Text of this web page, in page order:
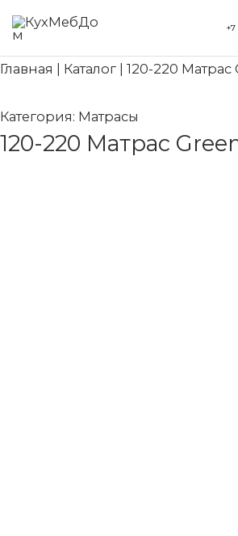
Перейти
содержимому
+7
Главная Каталог 120-220 Матрас
Категория: Матрасы
120-220 Матрас
Search...